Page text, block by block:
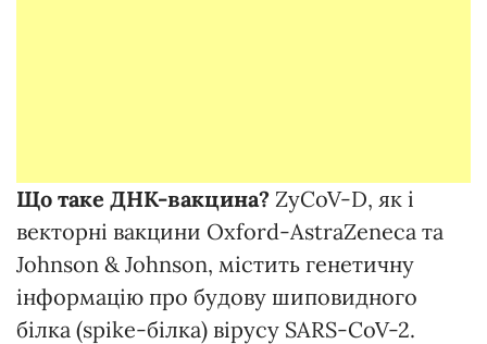
Що таке ДНК-вакцина? ZyCoV-D, як і
векторні вакцини Oxford-AstraZeneca та
Johnson & Johnson, містить генетичну
інформацію про будову шиповидного
білка (spike-білка) вірусу SARS-CoV-2.